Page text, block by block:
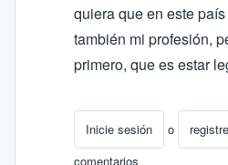
quiera que en este
también mi profesión,
primero, que es estar
Inicie sesión o
comentarios
En respuesta a